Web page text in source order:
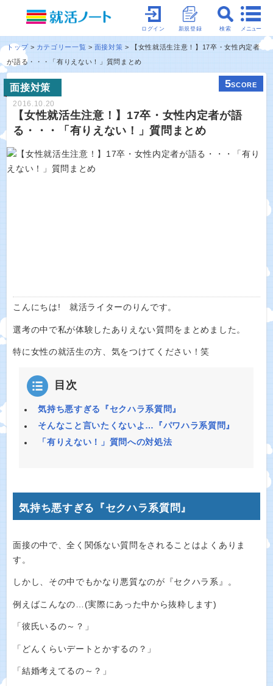
メニュー
検索
新規登録
ログイン
トップ カテゴリー一覧 面接対策
【女性就活生注意！】17卒・女性内定者
が語る・・・「有りえない！」質問まとめ
面接対策 5SCORE
2016.10.20
【女性就活生注意！】17卒・女性内定者が語
る・・・「有りえない！」質問まとめ
こんにちは! 就活ライターのりんです。
選考の中で私が体験したありえない質問をまとめました。
特に女性の就活生の方、気をつけてください！笑
目次
気持ち悪すぎる『セクハラ系質問』
そんなこと言いたくないよ…『パワハラ系質問』
「有りえない！」質問への対処法
気持ち悪すぎる『セクハラ系質問』
面接の中で、全く関係ない質問をされることはよくありま
す。
しかし、その中でもかなり悪質なのが『セクハラ系』。
例えばこんなの…(実際にあった中から抜粋します)
「彼氏いるの～？」
「どんくらいデートとかするの？」
「結婚考えてるの～？」